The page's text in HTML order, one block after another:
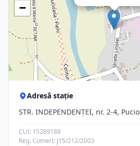
−
Adresă stație
STR. INDEPENDENŢEI, nr. 2-4,
CUI: 15289188
Reg. Comerț: J15/212/2003